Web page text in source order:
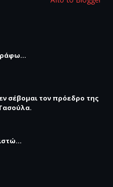
σέβομαι τον πρόεδρο της